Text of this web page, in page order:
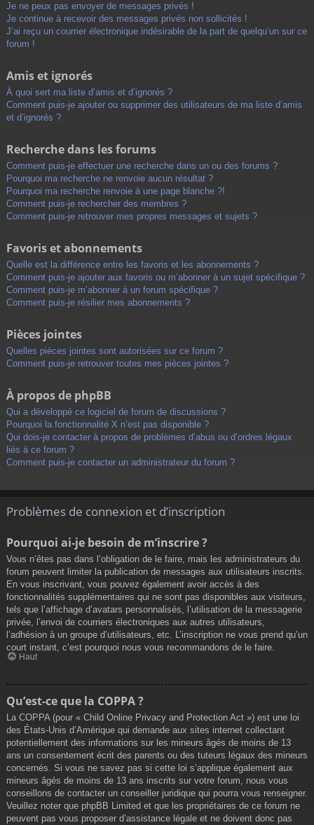
Je ne peux pas envoyer de messages privés !
Je continue à recevoir des messages privés non sollicités !
J’ai reçu un courrier électronique indésirable de la part de quelqu’un sur ce
forum !
Amis et ignorés
À quoi sert ma liste d’amis et d’ignorés ?
Comment puis-je ajouter ou supprimer des utilisateurs de ma liste d’amis
et d’ignorés ?
Recherche dans les forums
Comment puis-je effectuer une recherche dans un ou des forums ?
Pourquoi ma recherche ne renvoie aucun résultat ?
Pourquoi ma recherche renvoie à une page blanche ?!
Comment puis-je rechercher des membres ?
Comment puis-je retrouver mes propres messages et sujets ?
Favoris et abonnements
Quelle est la différence entre les favoris et les abonnements ?
Comment puis-je ajouter aux favoris ou m’abonner à un sujet spécifique ?
Comment puis-je m’abonner à un forum spécifique ?
Comment puis-je résilier mes abonnements ?
Pièces jointes
Quelles pièces jointes sont autorisées sur ce forum ?
Comment puis-je retrouver toutes mes pièces jointes ?
À propos de phpBB
Qui a développé ce logiciel de forum de discussions ?
Pourquoi la fonctionnalité X n’est pas disponible ?
Qui dois-je contacter à propos de problèmes d’abus ou d’ordres légaux
liés à ce forum ?
Comment puis-je contacter un administrateur du forum ?
Problèmes de connexion et d’inscription
Pourquoi ai-je besoin de m’inscrire ?
Vous n’êtes pas dans l’obligation de le faire, mais les administrateurs du
forum peuvent limiter la publication de messages aux utilisateurs inscrits.
En vous inscrivant, vous pouvez également avoir accès à des
fonctionnalités supplémentaires qui ne sont pas disponibles aux visiteurs,
tels que l’affichage d’avatars personnalisés, l’utilisation de la messagerie
privée, l’envoi de courriers électroniques aux autres utilisateurs,
l’adhésion à un groupe d’utilisateurs, etc. L’inscription ne vous prend qu’un
court instant, c’est pourquoi nous vous recommandons de le faire.
Haut
Qu’est-ce que la COPPA ?
La COPPA (pour « Child Online Privacy and Protection Act ») est une loi
des États-Unis d’Amérique qui demande aux sites internet collectant
potentiellement des informations sur les mineurs âgés de moins de 13
ans un consentement écrit des parents ou des tuteurs légaux des mineurs
concernés. Si vous ne savez pas si cette loi s’applique également aux
mineurs âgés de moins de 13 ans inscrits sur votre forum, nous vous
conseillons de contacter un conseiller juridique qui pourra vous renseigner.
Veuillez noter que phpBB Limited et que les propriétaires de ce forum ne
peuvent pas vous proposer d’assistance légale et ne doivent donc pas